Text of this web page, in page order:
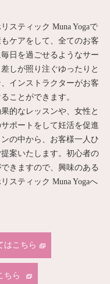
スティック Muna Yogaで
ケアをして、全てのお客
日を過ごせるようなサー
しが照り注ぐゆったりと
インストラクターがお客
ことができます。
的なレッスンや、女性と
ポートをして妊活を促進
の中から、お客様一人ひ
案いたします。初心者の
きますので、興味のある
スティック Muna Yogaへ
はこちら
ちら